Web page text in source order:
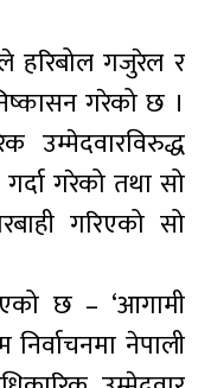
हरिबोल गजुरेल र
गरेको छ ।
उम्मेदवारविरुद्ध
गर्दा गरेको तथा सो
गरिएको सो
छ – ‘आगामी
नेपाली